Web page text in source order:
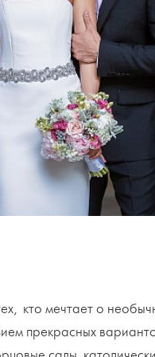
кто мечтает о
прекрасных